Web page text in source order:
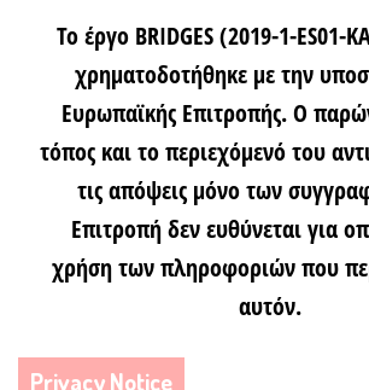
Το έργο BRIDGES (2019-1-ES01-
χρηματοδοτήθηκε με την
Ευρωπαϊκής Επιτροπής. Ο
τόπος και το περιεχόμενό του
τις απόψεις μόνο των
Επιτροπή δεν ευθύνεται για
χρήση των πληροφοριών που
αυτόν.
Privacy Notice